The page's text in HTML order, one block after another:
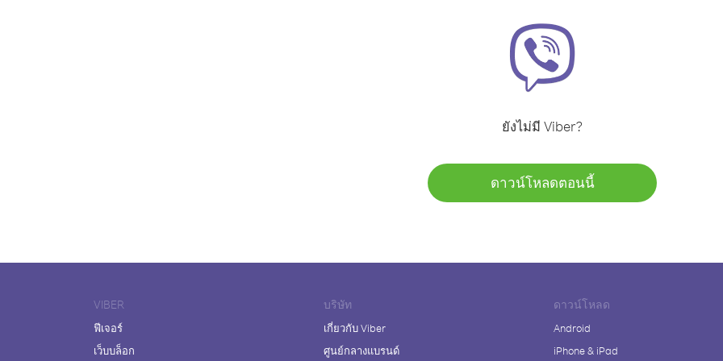
ยังไม่มี Viber?
ดาวน์โหลดตอนนี้
VIBER
ฟีเจอร์
เว็บบล็อก
บริษัท
เกี่ยวกับ Viber
ศูนย์กลางแบรนด์
ดาวน์โหลด
Android
iPhone & iPad